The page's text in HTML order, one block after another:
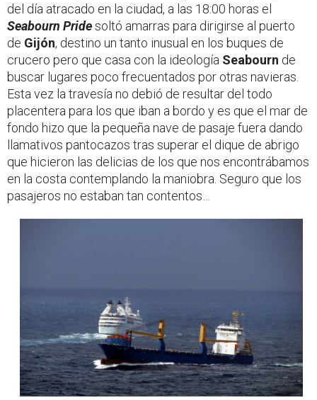
del día atracado en la ciudad, a las 18:00 horas el
Seabourn Pridesoltó amarras para dirigirse al puerto
de Gijón, destino un tanto inusual en los buques de
crucero pero que casa con la ideología Seabourn de
buscar lugares poco frecuentados por otras navieras.
Esta vez la travesía no debió de resultar del todo
placentera para los que iban a bordo y es que el mar de
fondo hizo que la pequeña nave de pasaje fuera dando
llamativos pantocazos tras superar el dique de abrigo
que hicieron las delicias de los que nos encontrábamos
en la costa contemplando la maniobra. Seguro que los
pasajeros no estaban tan contentos…